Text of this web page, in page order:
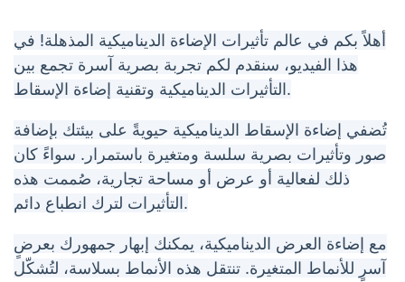
أهلاً بكم في عالم تأثيرات الإضاءة الديناميكية المذهلة! في
هذا الفيديو، سنقدم لكم تجربة بصرية آسرة تجمع بين
التأثيرات الديناميكية وتقنية إضاءة الإسقاط.
تُضفي إضاءة الإسقاط الديناميكية حيويةً على بيئتك بإضافة
صور وتأثيرات بصرية سلسة ومتغيرة باستمرار. سواءً كان
ذلك لفعالية أو عرض أو مساحة تجارية، صُممت هذه
التأثيرات لترك انطباع دائم.
مع إضاءة العرض الديناميكية، يمكنك إبهار جمهورك بعرضٍ
آسرٍ للأنماط المتغيرة. تنتقل هذه الأنماط بسلاسة، لتُشكّل